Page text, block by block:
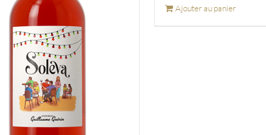
Ajouter au panier